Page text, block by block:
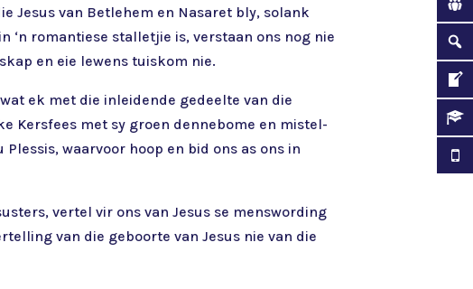
Jesus van Betlehem en Nasaret bly, solank
‘n romantiese stalletjie is, verstaan ons nog nie
en eie lewens tuiskom nie.
ek met die inleidende gedeelte van die
Kersfees met sy groen dennebome en mistel-
waarvoor hoop en bid ons as ons in
vertel vir ons van Jesus se menswording
van die geboorte van Jesus nie van die